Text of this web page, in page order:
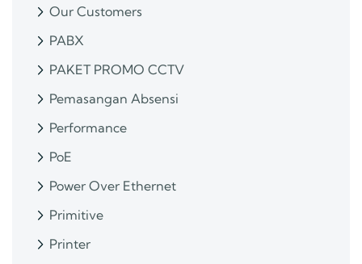
Our Customers
PABX
PAKET PROMO CCTV
Pemasangan Absensi
Performance
PoE
Power Over Ethernet
Primitive
Printer